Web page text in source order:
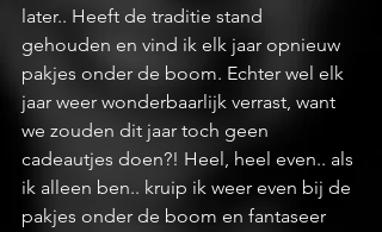
later.. Heeft de traditie stand
gehouden en vind ik elk jaar opnieuw
pakjes onder de boom. Echter wel elk
jaar weer wonderbaarlijk verrast, want
we zouden dit jaar toch geen
cadeautjes doen?! Heel, heel even.. als
ik alleen ben.. kruip ik weer even bij de
pakjes onder de boom en fantaseer